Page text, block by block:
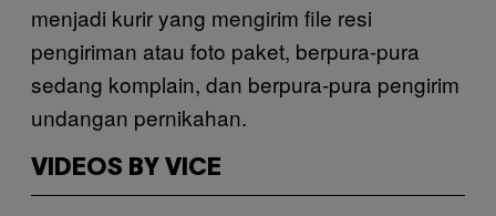
menjadi kurir yang mengirim file resi
pengiriman atau foto paket, berpura-pura
sedang komplain, dan berpura-pura pengirim
undangan pernikahan.
VIDEOS BY VICE